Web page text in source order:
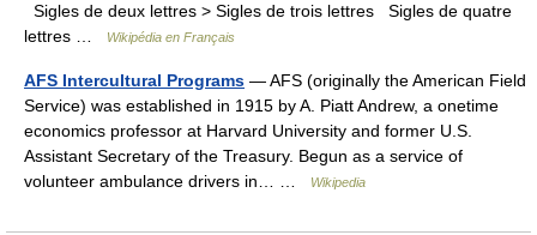
Sigles de deux lettres > Sigles de trois lettres Sigles de quatre
lettres …
Wikipédia en Français
AFS Intercultural Programs — AFS (originally the American Field
Service) was established in 1915 by A. Piatt Andrew, a onetime
economics professor at Harvard University and former U.S.
Assistant Secretary of the Treasury. Begun as a service of
volunteer ambulance drivers in… …
Wikipedia